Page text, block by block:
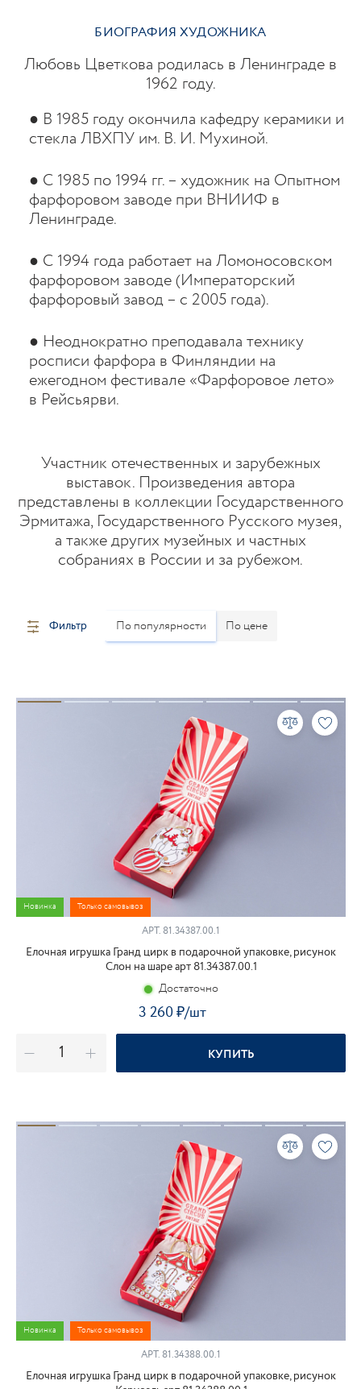
БИОГРАФИЯ ХУДОЖНИКА
Любовь Цветкова родилась в Ленинграде в
1962 году.
● В 1985 году окончила кафедру керамики и
стекла ЛВХПУ им. В. И. Мухиной.
● С 1985 по 1994 гг. – художник на Опытном
фарфоровом заводе при ВНИИФ в
Ленинграде.
● С 1994 года работает на Ломоносовском
фарфоровом заводе (Императорский
фарфоровый завод – с 2005 года).
● Неоднократно преподавала технику
росписи фарфора в Финляндии на
ежегодном фестивале «Фарфоровое лето»
в Рейсьярви.
Участник отечественных и зарубежных
выставок. Произведения автора
представлены в коллекции Государственного
Эрмитажа, Государственного Русского музея,
а также других музейных и частных
собраниях в России и за рубежом.
Фильтр По популярности По цене
Новинка Только самовывоз
АРТ. 81.34387.00.1
Елочная игрушка Гранд цирк в подарочной упаковке, рисунок
Слон на шаре арт 81.34387.00.1
Достаточно
3 260₽/шт
КУПИТЬ
Новинка Только самовывоз
АРТ. 81.34388.00.1
Елочная игрушка Гранд цирк в подарочной упаковке, рисунок